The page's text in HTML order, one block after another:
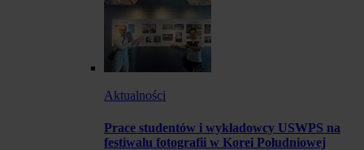
Aktualności
Prace studentów i wykładowcy USWPS na
festiwalu fotografii w Korei Południowej